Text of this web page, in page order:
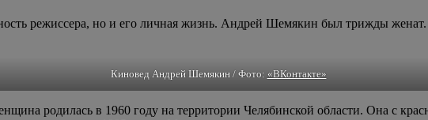
режиссера, но и его личная жизнь. Андрей Шемякин был трижды
Киновед Андрей Шемякин / Фото: «ВКонтакте»
родилась в 1960 году на территории Челябинской области. Она с